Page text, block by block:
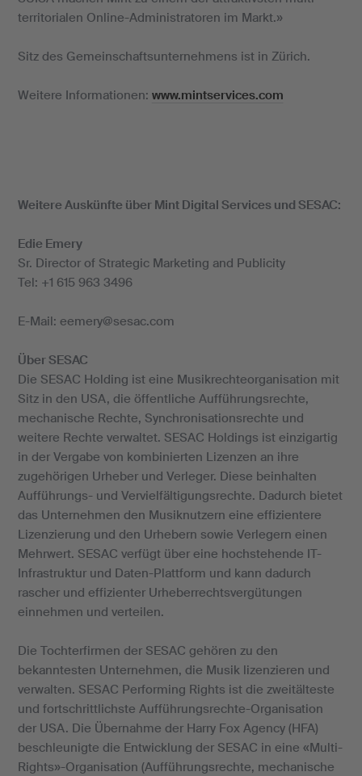
territorialen Online-Administratoren im Markt.»
Sitz des Gemeinschaftsunternehmens ist in Zürich.
Weitere Informationen: www.mintservices.com
Weitere Auskünfte über Mint Digital Services und SESAC:
Edie Emery
Sr. Director of Strategic Marketing and Publicity
Tel: +1 615 963 3496
E-Mail: eemery@sesac.com
Über SESAC
Die SESAC Holding ist eine Musikrechteorganisation mit
Sitz in den USA, die öffentliche Aufführungsrechte,
mechanische Rechte, Synchronisationsrechte und
weitere Rechte verwaltet. SESAC Holdings ist einzigartig
in der Vergabe von kombinierten Lizenzen an ihre
zugehörigen Urheber und Verleger. Diese beinhalten
Aufführungs- und Vervielfältigungsrechte. Dadurch bietet
das Unternehmen den Musiknutzern eine effizientere
Lizenzierung und den Urhebern sowie Verlegern einen
Mehrwert. SESAC verfügt über eine hochstehende IT-
Infrastruktur und Daten-Plattform und kann dadurch
rascher und effizienter Urheberrechtsvergütungen
einnehmen und verteilen.
Die Tochterfirmen der SESAC gehören zu den
bekanntesten Unternehmen, die Musik lizenzieren und
verwalten. SESAC Performing Rights ist die zweitälteste
und fortschrittlichste Aufführungsrechte-Organisation
der USA. Die Übernahme der Harry Fox Agency (HFA)
beschleunigte die Entwicklung der SESAC in eine «Multi-
Rights»-Organisation (Aufführungsrechte, mechanische